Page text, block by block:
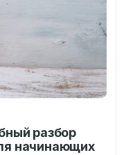
разбор
начинающих